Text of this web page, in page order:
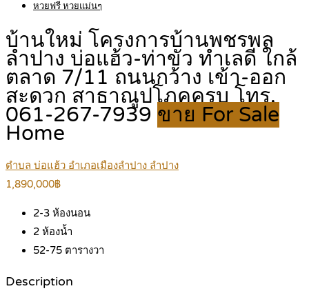
หวยฟรี หวยแม่นๆ
บ้านใหม่ โครงการบ้านพชรพล
ลำปาง บ่อแฮ้ว-ท่าขัว ทำเลดี ใกล้
ตลาด 7/11 ถนนกว้าง เข้า-ออก
สะดวก สาธาณูปโภคครบ โทร.
061-267-7939 ขาย For Sale
Home
ตำบล บ่อแฮ้ว อำเภอเมืองลำปาง ลำปาง
1,890,000฿
2-3 ห้องนอน
2 ห้องน้ำ
52-75 ตารางวา
Description